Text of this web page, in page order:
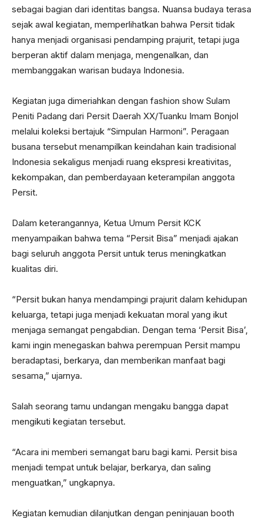
sebagai bagian dari identitas bangsa. Nuansa budaya terasa
sejak awal kegiatan, memperlihatkan bahwa Persit tidak
hanya menjadi organisasi pendamping prajurit, tetapi juga
berperan aktif dalam menjaga, mengenalkan, dan
membanggakan warisan budaya Indonesia.
Kegiatan juga dimeriahkan dengan fashion show Sulam
Peniti Padang dari Persit Daerah XX/Tuanku Imam Bonjol
melalui koleksi bertajuk “Simpulan Harmoni”. Peragaan
busana tersebut menampilkan keindahan kain tradisional
Indonesia sekaligus menjadi ruang ekspresi kreativitas,
kekompakan, dan pemberdayaan keterampilan anggota
Persit.
Dalam keterangannya, Ketua Umum Persit KCK
menyampaikan bahwa tema “Persit Bisa” menjadi ajakan
bagi seluruh anggota Persit untuk terus meningkatkan
kualitas diri.
“Persit bukan hanya mendampingi prajurit dalam kehidupan
keluarga, tetapi juga menjadi kekuatan moral yang ikut
menjaga semangat pengabdian. Dengan tema ‘Persit Bisa’,
kami ingin menegaskan bahwa perempuan Persit mampu
beradaptasi, berkarya, dan memberikan manfaat bagi
sesama,” ujarnya.
Salah seorang tamu undangan mengaku bangga dapat
mengikuti kegiatan tersebut.
“Acara ini memberi semangat baru bagi kami. Persit bisa
menjadi tempat untuk belajar, berkarya, dan saling
menguatkan,” ungkapnya.
Kegiatan kemudian dilanjutkan dengan peninjauan booth